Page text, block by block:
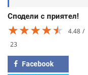
Сподели с приятел!
★★★★★
★★★★★
★★★★★
4.48
23
Facebook